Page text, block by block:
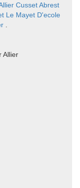
CussetAbrest
Le Mayet D'ecole
Allier